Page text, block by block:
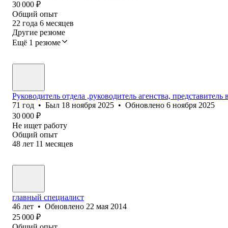
30 000 ₽
Общий опыт
22 года 6 месяцев
Другие резюме
Ещё 1 резюме
Руководитель отдела ,руководитель агенства, представитель
71 год • Был 18 ноября 2025 • Обновлено 6 ноября 2025
30 000 ₽
Не ищет работу
Общий опыт
48 лет 11 месяцев
главный специалист
46 лет • Обновлено 22 мая 2014
25 000 ₽